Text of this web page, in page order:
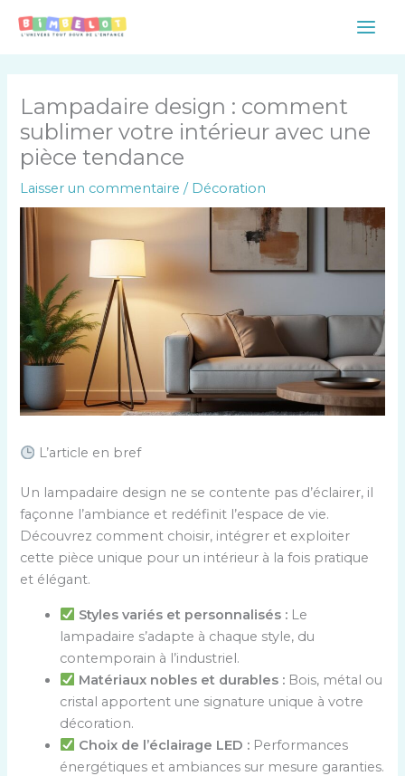
Main
Lampadaire design : comment
sublimer votre intérieur avec une
pièce tendance
Laisser un commentaire / Décoration
L’article en bref
Un lampadaire design ne se contente pas d’éclairer, il
façonne l’ambiance et redéfinit l’espace de vie.
Découvrez comment choisir, intégrer et exploiter
cette pièce unique pour un intérieur à la fois pratique
et élégant.
Styles variés et personnalisés :Le
lampadaire s’adapte à chaque style, du
contemporain à l’industriel.
Matériaux nobles et durables :Bois, métal ou
cristal apportent une signature unique à votre
décoration.
Choix de l’éclairage LED :Performances
énergétiques et ambiances sur mesure garanties.